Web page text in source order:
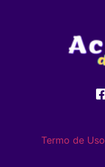
Termo de Uso